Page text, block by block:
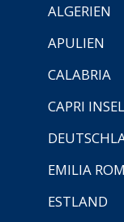
ALGERIEN
APULIEN
CALABRIA
CAPRI INSEL
EMILIA
ESTLAND